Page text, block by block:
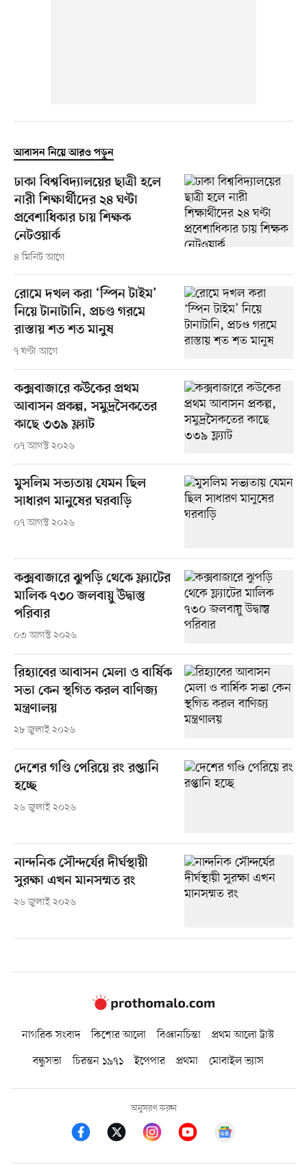
আবাসন নিয়ে আরও পড়ুন
ঢাকা বিশ্ববিদ্যালয়ের ছাত্রী হলে
নারী শিক্ষার্থীদের ২৪ ঘণ্টা
প্রবেশাধিকার চায় শিক্ষক
নেটওয়ার্ক
৪ মিনিট আগে
রোমে দখল করা ‘স্পিন টাইম’
নিয়ে টানাটানি, প্রচণ্ড গরমে
রাস্তায় শত শত মানুষ
৭ ঘণ্টা আগে
কক্সবাজারে কউকের প্রথম
আবাসন প্রকল্প, সমুদ্রসৈকতের
কাছে ৩৩৯ ফ্ল্যাট
০৭ আগস্ট ২০২৬
মুসলিম সভ্যতায় যেমন ছিল
সাধারণ মানুষের ঘরবাড়ি
০৭ আগস্ট ২০২৬
কক্সবাজারে ঝুপড়ি থেকে ফ্ল্যাটের
মালিক ৭৩০ জলবায়ু উদ্বাস্তু
পরিবার
০৩ আগস্ট ২০২৬
রিহ্যাবের আবাসন মেলা ও বার্ষিক
সভা কেন স্থগিত করল বাণিজ্য
মন্ত্রণালয়
২৮ জুলাই ২০২৬
দেশের গণ্ডি পেরিয়ে রং রপ্তানি
হচ্ছে
২৬ জুলাই ২০২৬
নান্দনিক সৌন্দর্যের দীর্ঘস্থায়ী
সুরক্ষা এখন মানসম্মত রং
২৬ জুলাই ২০২৬
নাগরিক সংবাদ কিশোর আলো বিজ্ঞানচিন্তা
প্রথম আলো ট্রাস্ট
বন্ধুসভা
চিরন্তন ১৯৭১ ইপেপার প্রথমা মোবাইল ভ্যাস
অনুসরণ করুন